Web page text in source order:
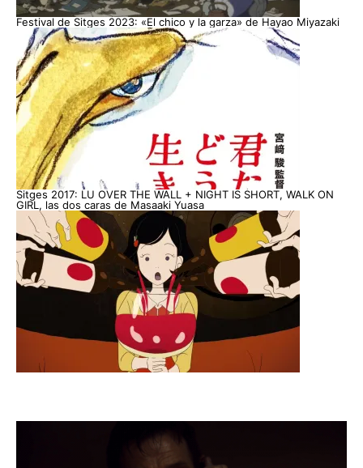
Festival de Sitges 2023: «El chico y la garza» de Hayao Miyazaki
Sitges 2017: LU OVER THE WALL + NIGHT IS SHORT, WALK ON
GIRL, las dos caras de Masaaki Yuasa